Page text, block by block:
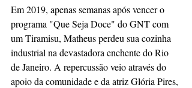
Em 2019, apenas semanas após vencer o
programa "Que Seja Doce" do GNT com
um Tiramisu, Matheus perdeu sua cozinha
industrial na devastadora enchente do Rio
de Janeiro. A repercussão veio através do
apoio da comunidade e da atriz Glória Pires,